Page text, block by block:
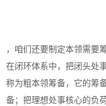
，咱们还要制定本领需要
在闭环体系中，把闭头处
称为粗本领筹备，它的筹
备；把理想处事核心的负